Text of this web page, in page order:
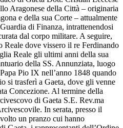
Aragonese della Città – originaria
e della sua Corte – attualmente
di Finanza, intrattenendosi
dal corpo militare. A seguire,
Reale dove vissero il re Ferdinando
Reale gli ultimi anni della sua
della SS. Annunziata, luogo
Pio IX nell’anno 1848 quando
si trasferì a Gaeta, dove gli venne
Concezione. Al termine della
di Gaeta S.E. Rev.ma
In serata, presso il
un pranzo cui hanno